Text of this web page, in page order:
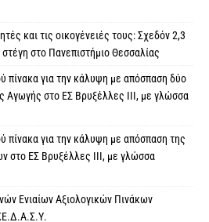
και τις οικογένειές τους: Σχεδόν 2,3
στο Πανεπιστήμιο Θεσσαλίας
πίνακα για την κάλυψη με απόσπαση δύο
στο ΕΣ Βρυξέλλες ΙΙΙ, με γλώσσα
πίνακα για την κάλυψη με απόσπαση της
στο ΕΣ Βρυξέλλες ΙΙΙ, με γλώσσα
Ενιαίων Αξιολογικών Πινάκων